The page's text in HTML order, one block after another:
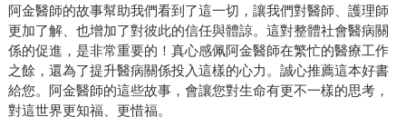
阿金醫師的故事幫助我們看到了這一切，讓我們對醫師、護理師
更加了解、也增加了對彼此的信任與體諒。這對整體社會醫病關
係的促進，是非常重要的！真心感佩阿金醫師在繁忙的醫療工作
之餘，還為了提升醫病關係投入這樣的心力。誠心推薦這本好書
給您。阿金醫師的這些故事，會讓您對生命有更不一樣的思考，
對這世界更知福、更惜福。